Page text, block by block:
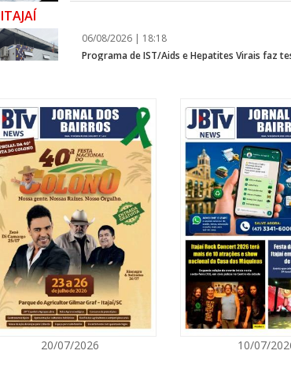
ITAJAÍ
06/08/2026 | 18:18
Programa de IST/Aids e Hepatites Virais faz
GERAL
06/08/2026 | 18:28
Ciclone-bomba se forma sobre o oceano,
Catarina terá impactos provocados pela
vento Sul
ITAPEMA
06/08/2026 | 07:00
Secretaria de Cultura retoma oficinas culturais
modalidades para a comunidade
BALNEÁRIO CAMBORIÚ
06/08/2026 | 07:00
20/07/2026 10/07/